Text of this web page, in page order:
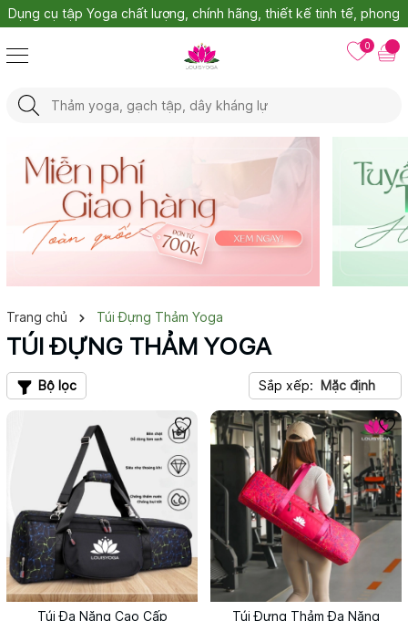
chất lượng, chính hãng, thiết kế tinh tế, phong
0
Trang chủ Túi Đựng Thảm Yoga
TÚI ĐỰNG THẢM YOGA
Bộ lọc Sắp xếp: Mặc định
Túi Đa Năng Cao Cấp
Túi Đựng Thảm Đa Năng